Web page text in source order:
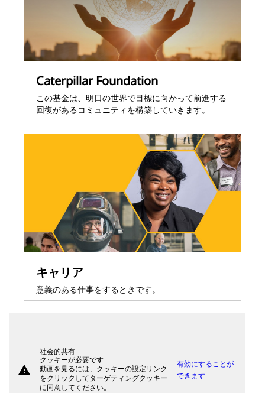
Caterpillar Foundation
この基金は、明日の世界で目標に向かって前進する
回復があるコミュニティを構築していきます。
キャリア
意義のある仕事をするときです。
warning
社会的共有
クッキーが必要です
動画を見るには、クッキーの設定リンク
をクリックしてターゲティングクッキー
に同意してください。
有効にすることが
できます